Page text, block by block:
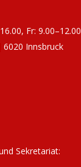
Fr: 9.00–12.00
Innsbruck
Sekretariat: